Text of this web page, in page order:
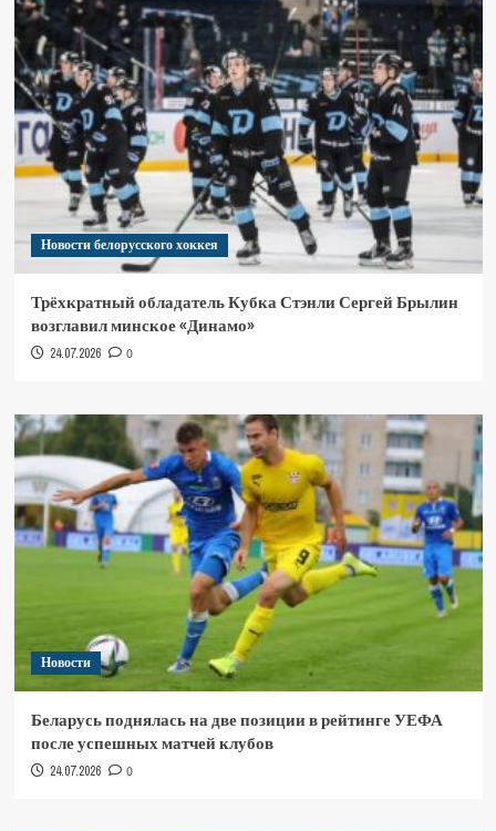
Новости белорусского хоккея
Трёхкратный обладатель Кубка Стэнли Сергей Брылин
возглавил минское «Динамо»
24.07.2026 0
Новости
Беларусь поднялась на две позиции в рейтинге УЕФА
после успешных матчей клубов
24.07.2026 0